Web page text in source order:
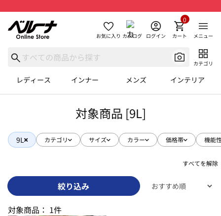
お気に入り カタログ ログイン カート
0
メニュー
カテゴリ
レディース インナー メンズ インテリア
対象商品 [9L]
9L カテゴリ サイズ カラー 価格帯 機能
すべてを解除
絞り込み
対象商品： 1件